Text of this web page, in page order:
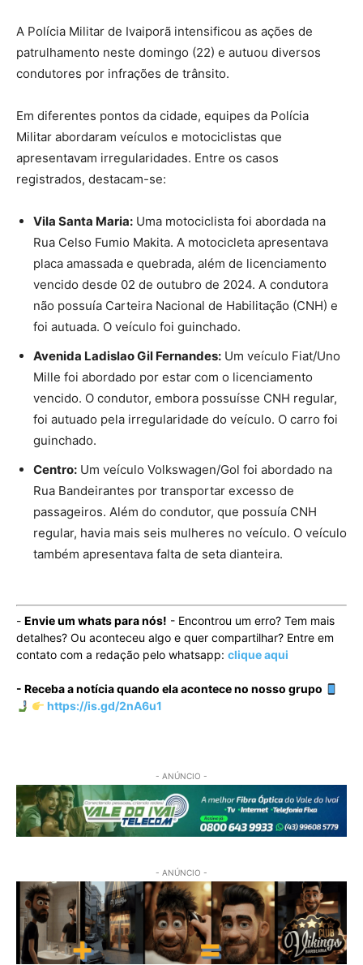
A Polícia Militar de Ivaiporã intensificou as ações de
patrulhamento neste domingo (22) e autuou diversos
condutores por infrações de trânsito.
Em diferentes pontos da cidade, equipes da Polícia
Militar abordaram veículos e motociclistas que
apresentavam irregularidades. Entre os casos
registrados, destacam-se:
Vila Santa Maria: Uma motociclista foi abordada na
Rua Celso Fumio Makita. A motocicleta apresentava
placa amassada e quebrada, além de licenciamento
vencido desde 02 de outubro de 2024. A condutora
não possuía Carteira Nacional de Habilitação (CNH) e
foi autuada. O veículo foi guinchado.
Avenida Ladislao Gil Fernandes: Um veículo Fiat/Uno
Mille foi abordado por estar com o licenciamento
vencido. O condutor, embora possuísse CNH regular,
foi autuado pela irregularidade do veículo. O carro foi
guinchado.
Centro: Um veículo Volkswagen/Gol foi abordado na
Rua Bandeirantes por transportar excesso de
passageiros. Além do condutor, que possuía CNH
regular, havia mais seis mulheres no veículo. O veículo
também apresentava falta de seta dianteira.
- Envie um whats para nós! - Encontrou um erro? Tem mais
detalhes? Ou aconteceu algo e quer compartilhar? Entre em
contato com a redação pelo whatsapp: clique aqui
- Receba a notícia quando ela acontece no nosso grupo
https://is.gd/2nA6u1
- ANÚNCIO -
- ANÚNCIO -